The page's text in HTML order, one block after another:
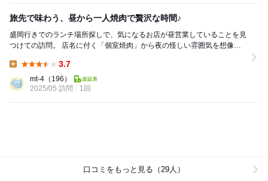
旅先で味わう、昼から一人焼肉で贅沢な時間♪
盛岡行きでのランチ場所探しで、気になるお店が昼営業していることを見
つけての訪問。 店名に付く「個室焼肉」から夜の怪しい雰囲気を想像し
3.7
mt-4 （196）
2025/05 訪問
1回
口コミをもっと見る（29人）